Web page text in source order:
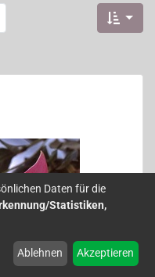
Daten für die
Statistiken,
Ablehnen Akzeptieren